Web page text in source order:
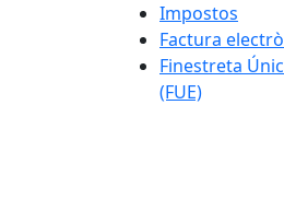
Impostos
Factura
Finestreta
(FUE)